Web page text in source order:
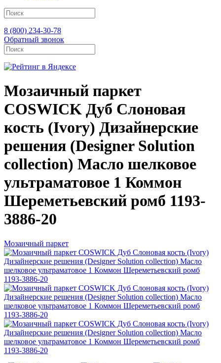
8 (800) 234-30-78
Обратный звонок
Мозаичный паркет
COSWICK Дуб Слоновая
кость (Ivory) Дизайнерские
решения (Designer Solution
collection) Масло шелковое
ультраматовое 1 Коммон
Шереметьевский ромб 1193-
3886-20
Мозаичный паркет